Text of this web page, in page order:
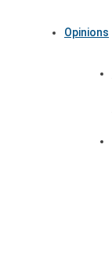
Opinions